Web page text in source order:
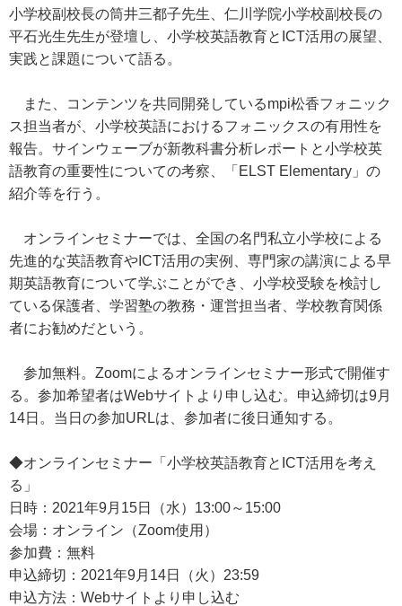
小学校副校長の筒井三都子先生、仁川学院小学校副校長の
平石光生先生が登壇し、小学校英語教育とICT活用の展望、
実践と課題について語る。
また、コンテンツを共同開発しているmpi松香フォニック
ス担当者が、小学校英語におけるフォニックスの有用性を
報告。サインウェーブが新教科書分析レポートと小学校英
語教育の重要性についての考察、「ELST Elementary」の
紹介等を行う。
オンラインセミナーでは、全国の名門私立小学校による
先進的な英語教育やICT活用の実例、専門家の講演による早
期英語教育について学ぶことができ、小学校受験を検討し
ている保護者、学習塾の教務・運営担当者、学校教育関係
者にお勧めだという。
参加無料。Zoomによるオンラインセミナー形式で開催す
る。参加希望者はWebサイトより申し込む。申込締切は9月
14日。当日の参加URLは、参加者に後日通知する。
◆オンラインセミナー「小学校英語教育とICT活用を考え
る」
日時：2021年9月15日（水）13:00～15:00
会場：オンライン（Zoom使用）
参加費：無料
申込締切：2021年9月14日（火）23:59
申込方法：Webサイトより申し込む